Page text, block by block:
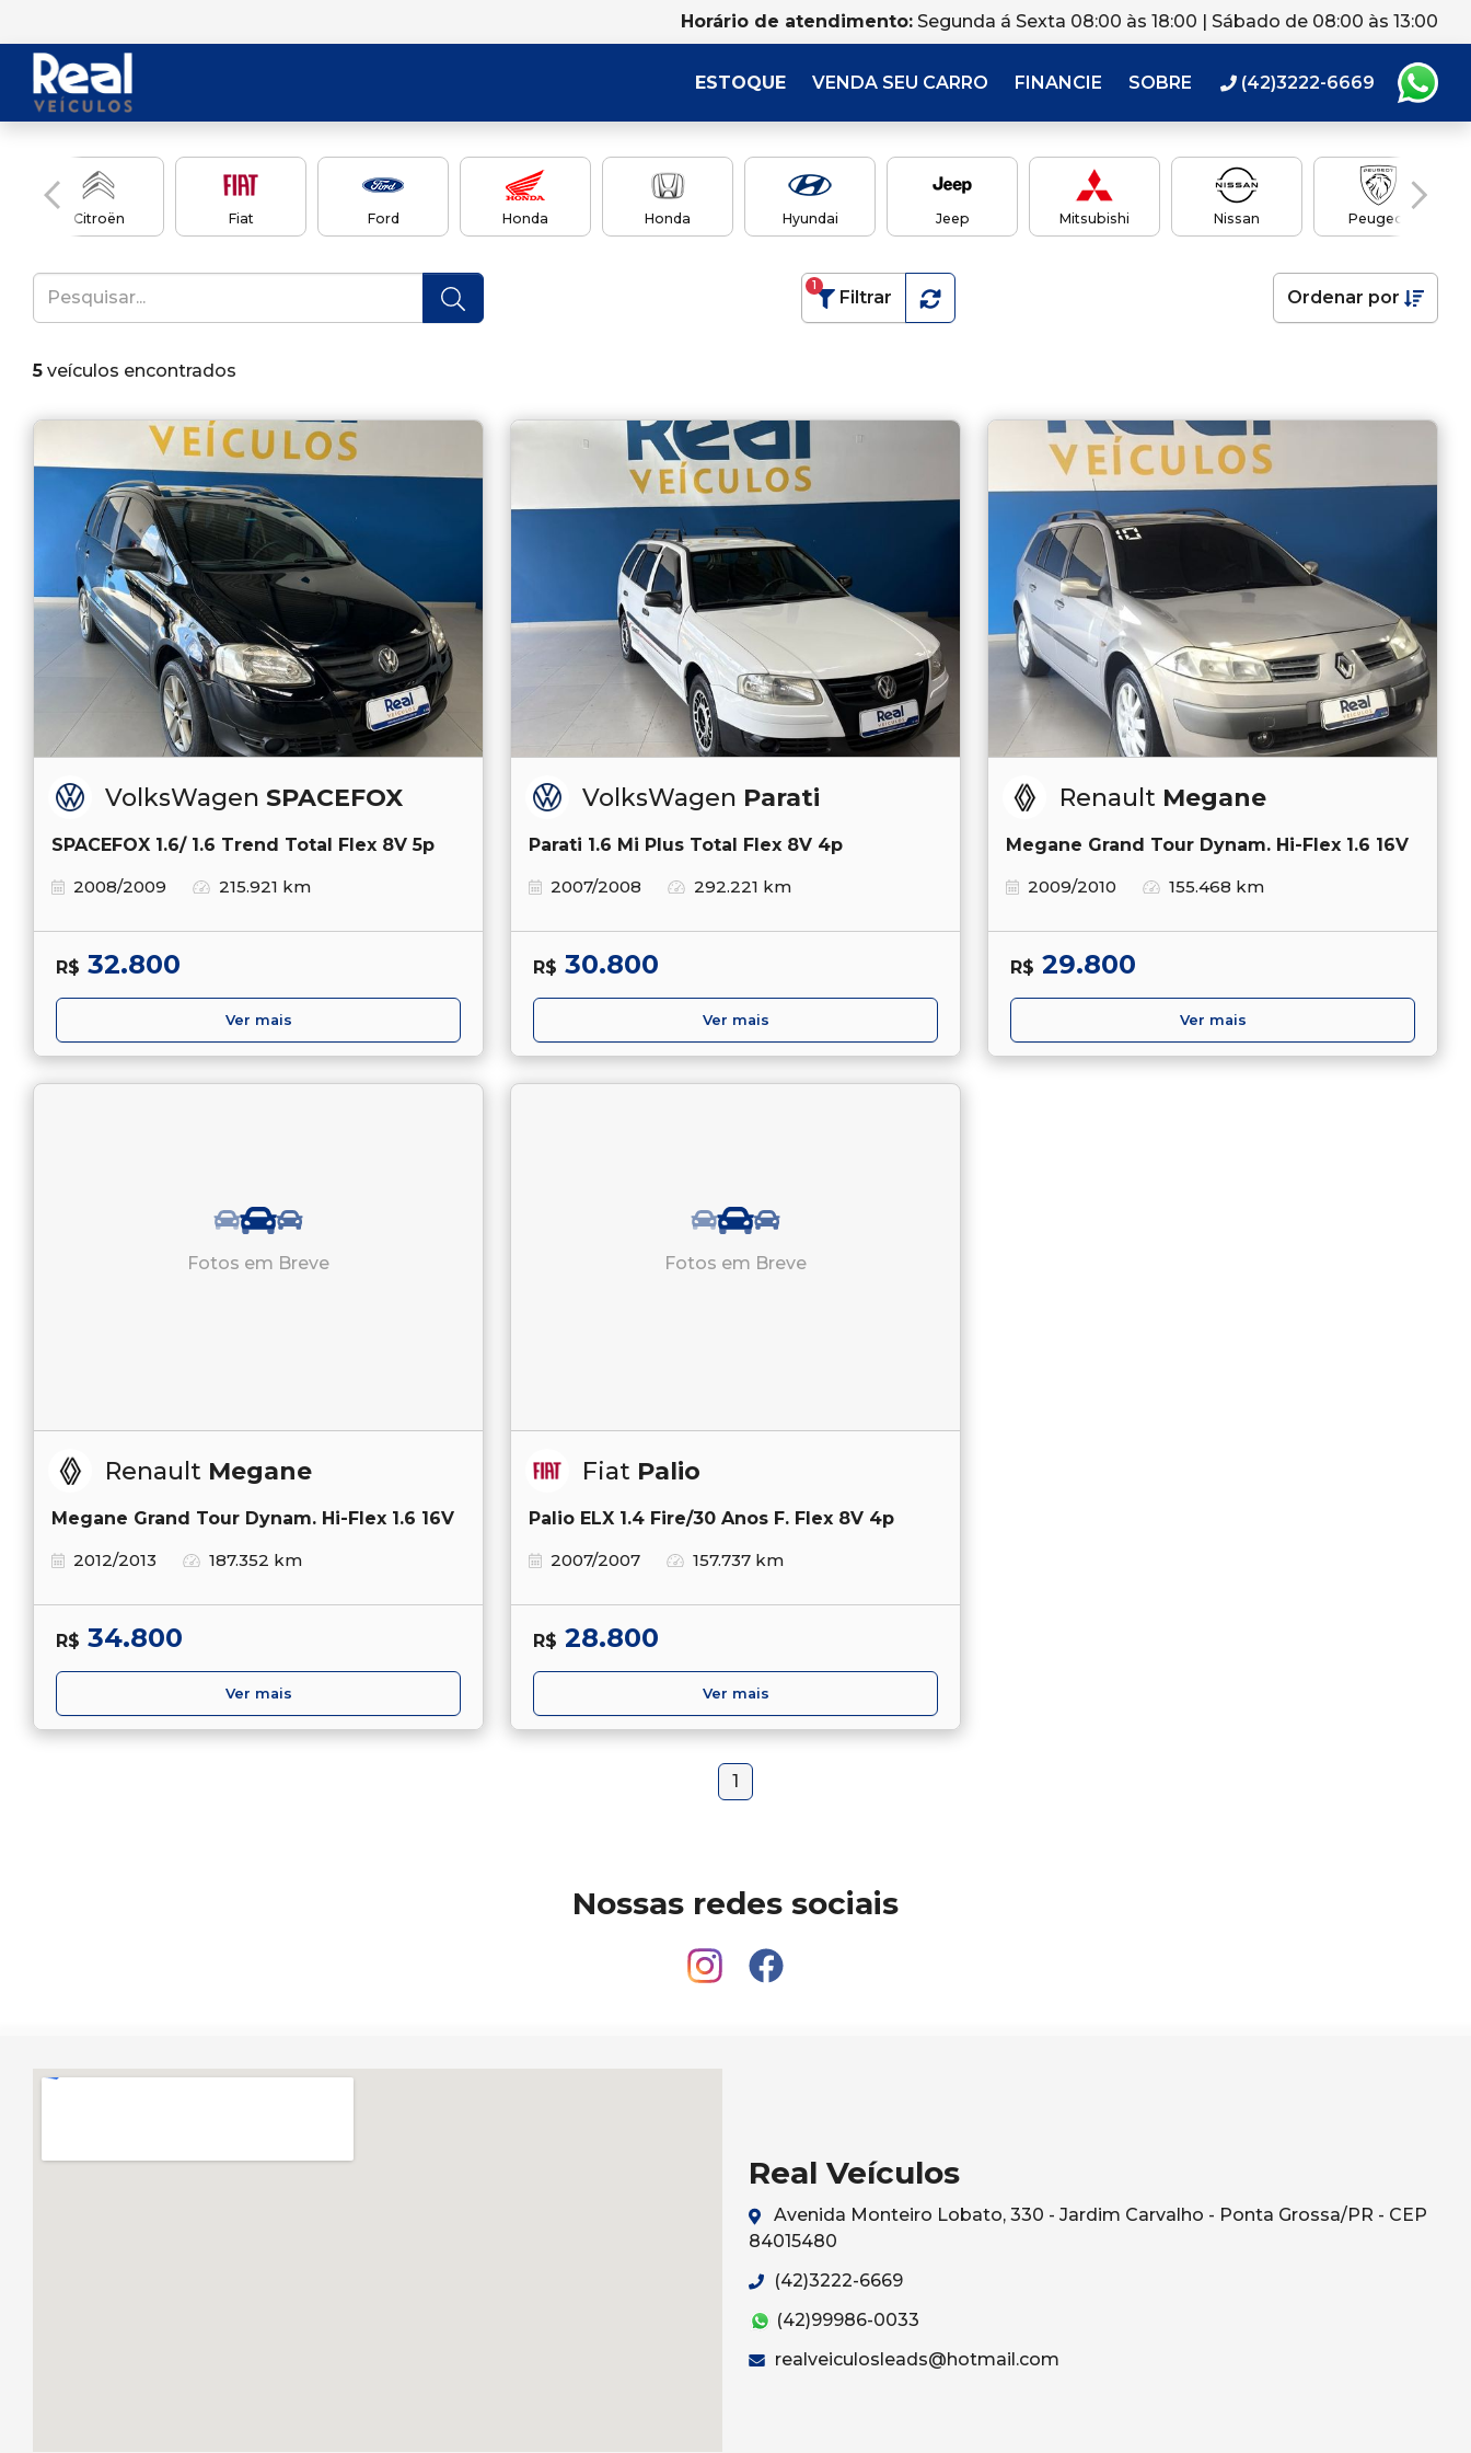
Horário de atendimento: Segunda á Sexta 08:00 às 18:00 | Sábado de 08:00 às 13:00
ESTOQUE VENDA SEU CARRO FINANCIE SOBRE (42)3222-6669
Citroën Fiat Ford Honda Honda Hyundai Jeep Mitsubishi Nissan Peugeot
Filtrar
1
Ordenar por
5 veículos encontrados
VolksWagen SPACEFOX
SPACEFOX 1.6/ 1.6 Trend Total Flex 8V 5p
2008/2009
215.921 km
R$ 32.800
Ver mais
VolksWagen Parati
Parati 1.6 Mi Plus Total Flex 8V 4p
2007/2008
292.221 km
R$ 30.800
Ver mais
Renault Megane
Megane Grand Tour Dynam. Hi-Flex 1.6 16V
2009/2010
155.468 km
R$ 29.800
Ver mais
Fotos em Breve
Renault Megane
Megane Grand Tour Dynam. Hi-Flex 1.6 16V
2012/2013
187.352 km
R$ 34.800
Ver mais
Fotos em Breve
Fiat Palio
Palio ELX 1.4 Fire/30 Anos F. Flex 8V 4p
2007/2007
157.737 km
R$ 28.800
Ver mais
1
Nossas redes sociais
Real Veículos
Avenida Monteiro Lobato, 330 - Jardim Carvalho - Ponta Grossa/PR - CEP
84015480
(42)3222-6669
(42)99986-0033
realveiculosleads@hotmail.com